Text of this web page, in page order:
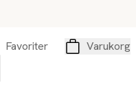
Favoriter
Varukorg